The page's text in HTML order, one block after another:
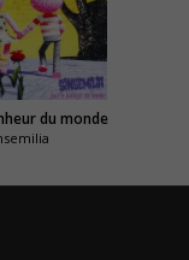
du monde